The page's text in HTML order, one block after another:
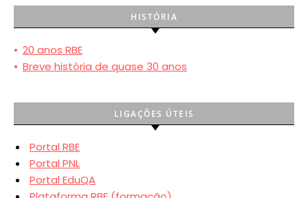
HISTÓRIA
• 20 anos RBE
• Breve história de quase 30 anos
LIGAÇÕES ÚTEIS
Portal RBE
Portal PNL
Portal EduQA